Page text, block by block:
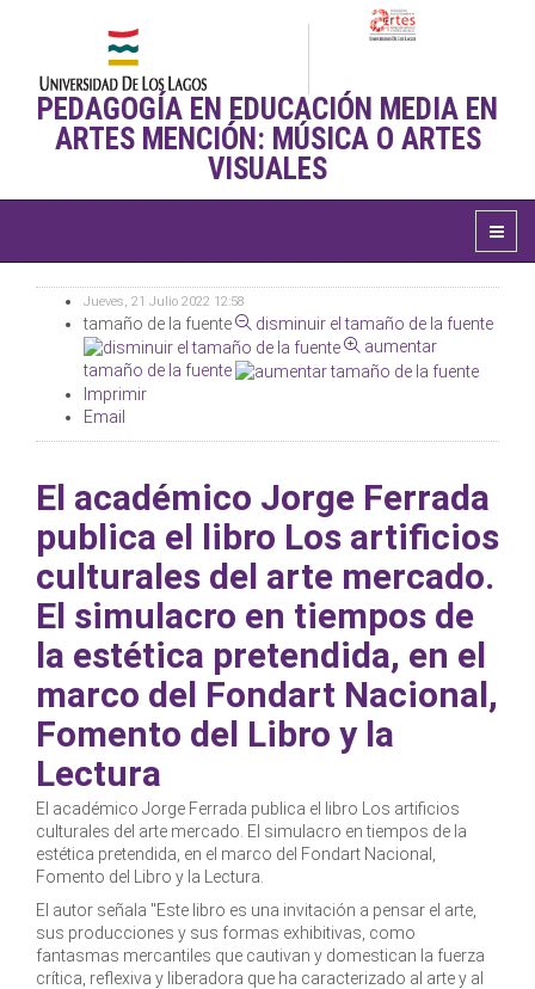
PEDAGOGÍA EN EDUCACIÓN MEDIA EN
ARTES MENCIÓN: MÚSICA O ARTES
VISUALES
Jueves, 21 Julio 2022 12:58
tamaño de la fuente
disminuir el tamaño de la fuente
aumentar
tamaño de la fuente
Imprimir
Email
El académico Jorge Ferrada
publica el libro Los artificios
culturales del arte mercado.
El simulacro en tiempos de
la estética pretendida, en el
marco del Fondart Nacional,
Fomento del Libro y la
Lectura
El académico Jorge Ferrada publica el libro Los artificios
culturales del arte mercado. El simulacro en tiempos de la
estética pretendida, en el marco del Fondart Nacional,
Fomento del Libro y la Lectura.
El autor señala "Este libro es una invitación a pensar el arte,
sus producciones y sus formas exhibitivas, como
fantasmas mercantiles que cautivan y domestican la fuerza
crítica, reflexiva y liberadora que ha caracterizado al arte y al